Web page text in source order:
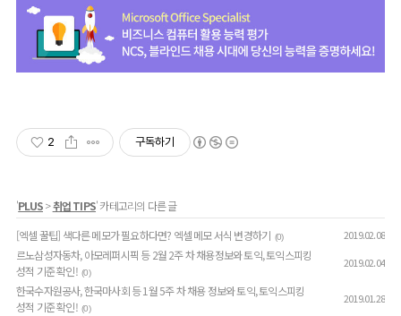
2 구독하기
'PLUS>취업 TIPS' 카테고리의 다른 글
[엑셀 꿀팁] 색다른 메모가 필요하다면? 엑셀 메모 서식 변경하기 (0) 2019.02.08
르노삼성자동차, 아모레퍼시픽 등 2월 2주 차 채용정보와 토익, 토익스피킹
성적 기준 확인! (0)
2019.02.04
한국수자원공사, 한국마사회 등 1월 5주 차 채용 정보와 토익, 토익스피킹
성적 기준 확인! (0)
2019.01.28